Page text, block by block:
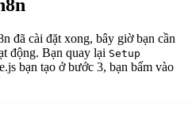
đã cài đặt xong, bây giờ bạn cần
động. Bạn quay lại Setup
bạn tạo ở bước 3, bạn bấm vào